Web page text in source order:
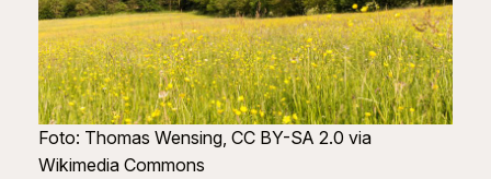
Foto: Thomas Wensing, CC BY-SA 2.0 via
Wikimedia Commons